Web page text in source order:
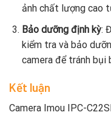
ảnh chất lượng cao
Bảo dưỡng định kỳ:
kiểm tra và bảo
camera để tránh bụi
Kết luận
Camera Imou IPC-